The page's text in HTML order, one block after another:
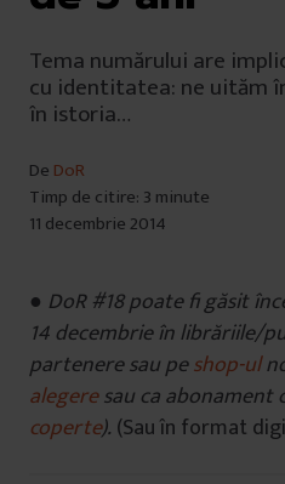
Tema numărului are
cu identitatea: ne uităm
în istoria…
De DoR
Timp de citire: 3 minute
11 decembrie 2014
● DoR #18 poate fi găsit
14 decembrie în librăriile/
partenere sau peshop-ul
alegeresau ca abonament
coperte). (Sau în format